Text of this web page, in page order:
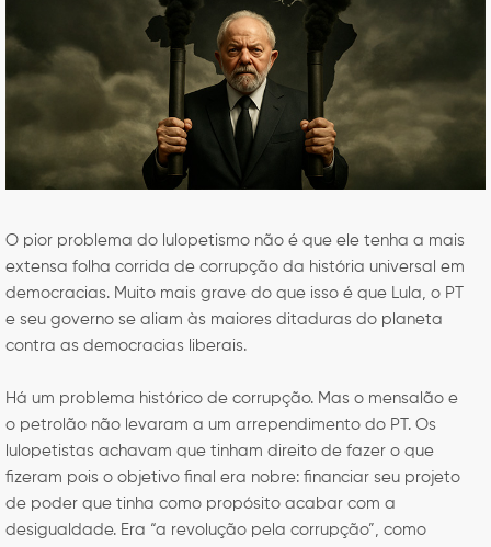
O pior problema do lulopetismo não é que ele tenha a mais
extensa folha corrida de corrupção da história universal em
democracias. Muito mais grave do que isso é que Lula, o PT
e seu governo se aliam às maiores ditaduras do planeta
contra as democracias liberais.
Há um problema histórico de corrupção. Mas o mensalão e
o petrolão não levaram a um arrependimento do PT. Os
lulopetistas achavam que tinham direito de fazer o que
fizeram pois o objetivo final era nobre: financiar seu projeto
de poder que tinha como propósito acabar com a
desigualdade. Era “a revolução pela corrupção”, como